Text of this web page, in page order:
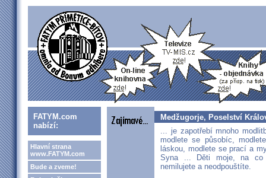
FATYM.com
nabízí:
Hlavní strana
www.FATYM.com
Bude a zveme!
Medžugorje, Poselství
... je zapotřebí mnoho
modlete se působíc,
láskou, modlete se prací a
Syna ... Děti moje, na co
nemilujete a neodpouštíte.